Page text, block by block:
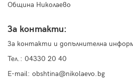
Община Николаево
За контакти:
За контакти и допълнителна
Тел.: 04330 20 40
E-mail: obshtina@nikolaevo.bg